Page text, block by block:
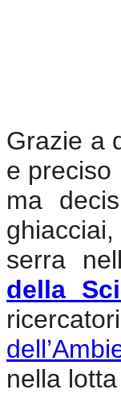
Grazie a
e preciso
ma
serra
della
nella